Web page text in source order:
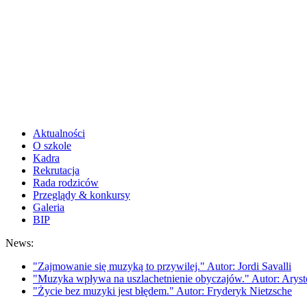
Aktualności
O szkole
Kadra
Rekrutacja
Rada rodziców
Przeglądy & konkursy
Galeria
BIP
News:
"Zajmowanie się muzyką to przywilej." Autor: Jordi Savalli
"Muzyka wpływa na uszlachetnienie obyczajów." Autor:
"Życie bez muzyki jest błędem." Autor: Fryderyk Nietzsche